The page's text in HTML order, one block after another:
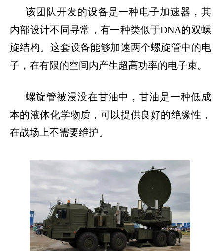
该团队开发的设备是一种电子加速器，其
内部设计不同寻常，有一种类似于DNA的双螺
旋结构。这套设备能够加速两个螺旋管中的电
子，在有限的空间内产生超高功率的电子束。
螺旋管被浸没在甘油中，甘油是一种低成
本的液体化学物质，可以提供良好的绝缘性，
在战场上不需要维护。